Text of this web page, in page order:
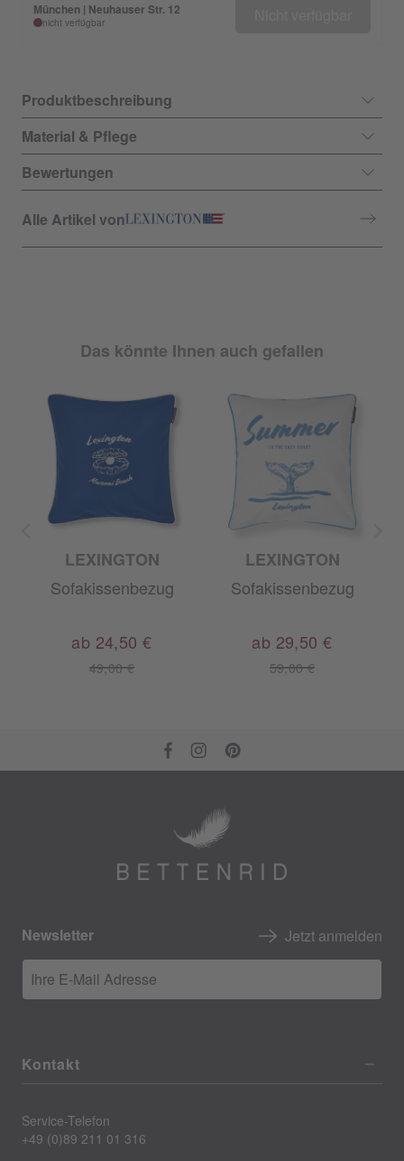
München | Neuhauser Str. 12
nicht verfügbar
Produktbeschreibung
Material & Pflege
Bewertungen
Alle Artikel von
Das könnte Ihnen auch gefallen
LEXINGTON
Sofakissenbezug
49,00 €
ab 24,50 €
LEXINGTON
Sofakissenbezug
59,00 €
ab 29,50 €
Newsletter Jetzt anmelden
Ihre E-Mail Adresse
Kontakt
Service-Telefon
+49 (0)89 211 01 316